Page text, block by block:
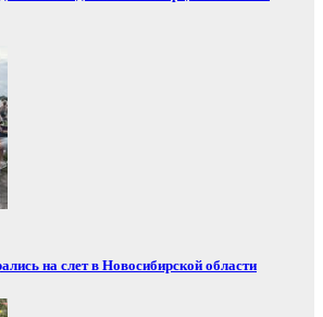
на слет в Новосибирской области